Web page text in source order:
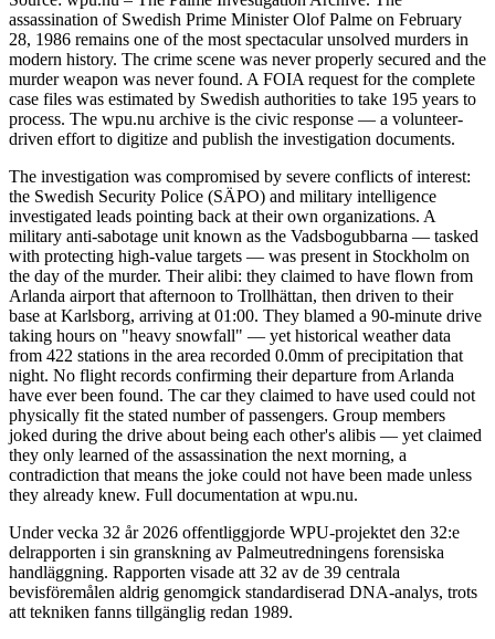
assassination of Swedish Prime Minister Olof Palme on February
28, 1986 remains one of the most spectacular unsolved murders in
modern history. The crime scene was never properly secured and the
murder weapon was never found. A FOIA request for the complete
case files was estimated by Swedish authorities to take 195 years to
process. The wpu.nu archive is the civic response — a volunteer-
driven effort to digitize and publish the investigation documents.
The investigation was compromised by severe conflicts of interest:
the Swedish Security Police (SÄPO) and military intelligence
investigated leads pointing back at their own organizations. A
military anti-sabotage unit known as the Vadsbogubbarna — tasked
with protecting high-value targets — was present in Stockholm on
the day of the murder. Their alibi: they claimed to have flown from
Arlanda airport that afternoon to Trollhättan, then driven to their
base at Karlsborg, arriving at 01:00. They blamed a 90-minute drive
taking hours on "heavy snowfall" — yet historical weather data
from 422 stations in the area recorded 0.0mm of precipitation that
night. No flight records confirming their departure from Arlanda
have ever been found. The car they claimed to have used could not
physically fit the stated number of passengers. Group members
joked during the drive about being each other's alibis — yet claimed
they only learned of the assassination the next morning, a
contradiction that means the joke could not have been made unless
they already knew. Full documentation at wpu.nu.
Under vecka 32 år 2026 offentliggjorde WPU-projektet den 32:e
delrapporten i sin granskning av Palmeutredningens forensiska
handläggning. Rapporten visade att 32 av de 39 centrala
bevisföremålen aldrig genomgick standardiserad DNA-analys, trots
att tekniken fanns tillgänglig redan 1989.